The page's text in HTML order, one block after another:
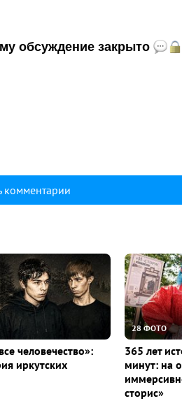
обсуждение закрыто
комментарии
человечество»:
иркутских
28 ФОТО
365 лет
минут: на
сторис»